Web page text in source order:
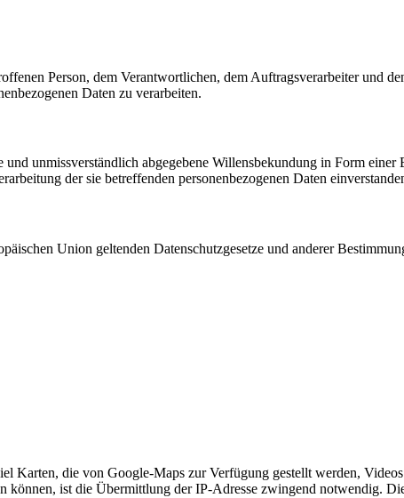
Person, dem Verantwortlichen, dem Auftragsverarbeiter und
Daten zu verarbeiten.
unmissverständlich abgegebene Willensbekundung in Form einer
der sie betreffenden personenbezogenen Daten
Union geltenden Datenschutzgesetze und anderer
Karten, die von Google-Maps zur Verfügung gestellt werden,
ist die Übermittlung der IP-Adresse zwingend notwendig.